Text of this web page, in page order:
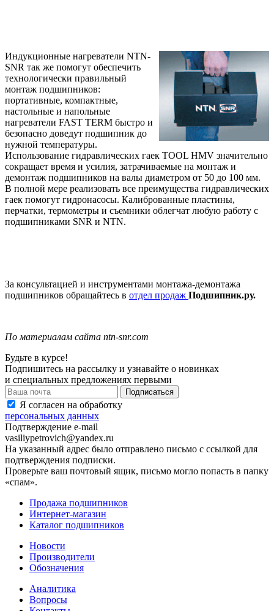
Индукционные нагреватели NTN-
SNR так же помогут обеспечить
технологически правильный
монтаж подшипников:
портативные, компактные,
настольные и напольные
нагреватели FAST TERM быстро и
безопасно доведут подшипник до
нужной температуры.
Использование гидравлических гаек TOOL HMV значительно
сокращает время и усилия, затрачиваемые на монтаж и
демонтаж подшипников на валы диаметром от 50 до 100 мм.
В полной мере реализовать все преимущества гидравлических
гаек помогут гидронасосы. Калиброванные пластины,
перчатки, термометры и съемники облегчат любую работу с
подшипниками SNR и NTN.
За консультацией и инструментами монтажа-демонтажа
подшипников обращайтесь в отдел продаж Подшипник.ру.
По материалам сайта ntn-snr.com
Будьте в курсе!
Подпишитесь на рассылку и узнавайте о новинках
и специальных предложениях первыми
Я согласен на обработку
персональных данных
Подтверждение e-mail
vasiliypetrovich@yandex.ru
На указанный адрес было отправлено письмо с ссылкой для
подтверждения подписки.
Проверьте ваш почтовый ящик, письмо могло попасть в папку
«спам».
Продажа подшипников
Интернет-магазин
Каталог подшипников
Новости
Производители
Обозначения
Аналитика
Вопросы